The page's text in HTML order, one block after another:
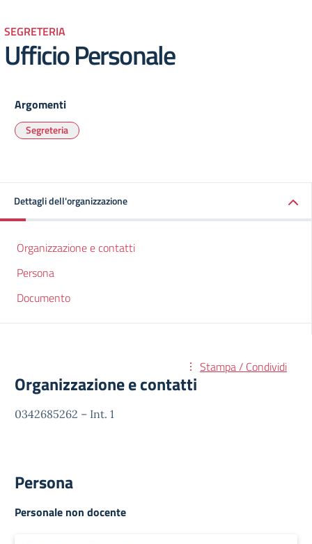
SEGRETERIA
Ufficio Personale
Argomenti
Segreteria
Dettagli dell'organizzazione
Organizzazione e contatti
Persona
Documento
Stampa / Condividi
Organizzazione e contatti
0342685262 – Int. 1
Persona
Personale non docente